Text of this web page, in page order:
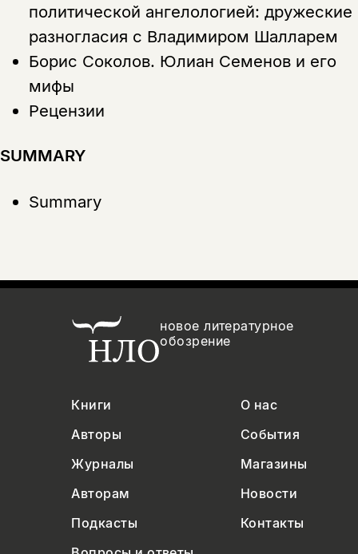
политической ангелологией: дружеские
разногласия с Владимиром Шалларем
Борис Соколов. Юлиан Семенов и его
мифы
Рецензии
SUMMARY
Summary
новое литературное
обозрение
Книги
О нас
Авторы
События
Журналы
Магазины
Авторам
Новости
Подкасты
Контакты